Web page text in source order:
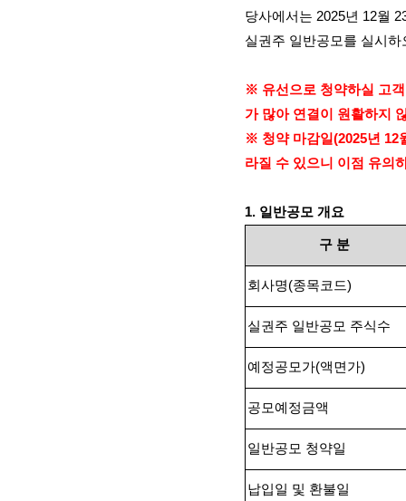
당사에서는 2025년 12월
실권주 일반공모를 실시하
※ 유선으로 청약하실 고
가 많아 연결이 원활하지
※ 청약 마감일(2025년 12
라질 수 있으니 이점 유의
1. 일반공모 개요
구 분
회사명(종목코드)
실권주 일반공모 주식수
예정공모가(액면가)
공모예정금액
일반공모 청약일
납입일 및 환불일